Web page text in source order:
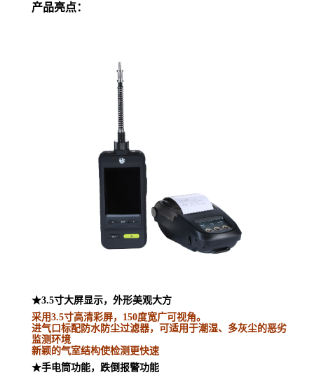
产品亮点：
★3.5寸大屏显示，外形美观大方
采用3.5寸高清彩屏， 150度宽广可视角。
进气口标配防水防尘过滤器，可适用于潮湿、多灰尘的恶劣
监测环境
新颖的气室结构使检测更快速
★手电筒功能，跌倒报警功能